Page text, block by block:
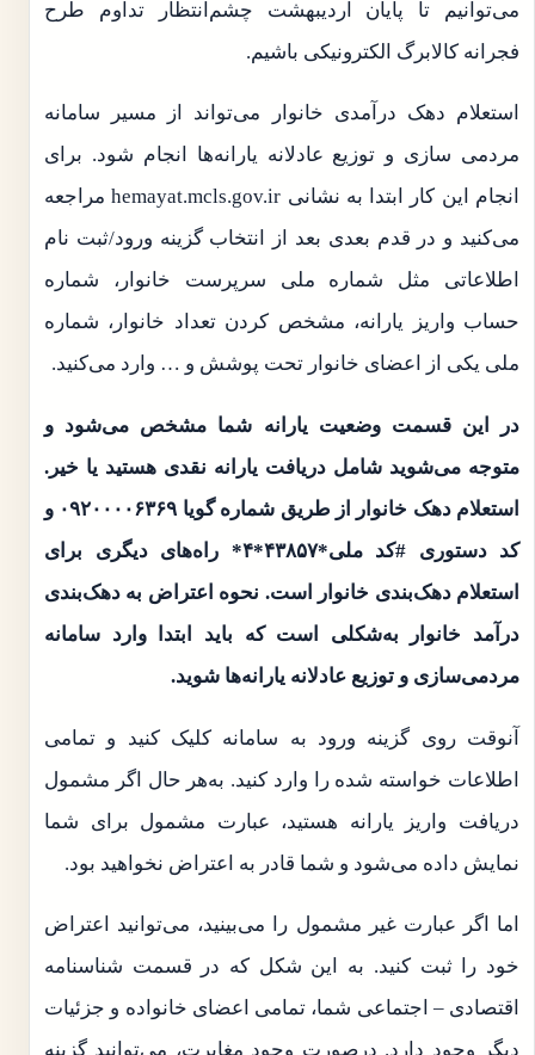
می‌توانیم تا پایان اردیبهشت چشم‌انتظار تداوم طرح
فجرانه کالابرگ الکترونیکی باشیم.
استعلام دهک درآمدی خانوار می‌تواند از مسیر سامانه
مردمی سازی و توزیع عادلانه یارانه‌ها انجام شود. برای
انجام این کار ابتدا به نشانی hemayat.mcls.gov.ir مراجعه
می‌کنید و در قدم بعدی بعد از انتخاب گزینه ورود/ثبت نام
اطلاعاتی مثل شماره ملی سرپرست خانوار، شماره
حساب واریز یارانه، مشخص کردن تعداد خانوار، شماره
ملی یکی از اعضای خانوار تحت پوشش و … وارد می‌کنید.
در این قسمت وضعیت یارانه شما مشخص می‌شود و
متوجه می‌شوید شامل دریافت یارانه نقدی هستید یا خیر.
استعلام دهک خانوار از طریق شماره گویا ۰۹۲۰۰۰۰۶۳۶۹ و
کد دستوری #کد ملی*۴۳۸۵۷*۴* راه‌های دیگری برای
استعلام دهک‌بندی خانوار است. نحوه اعتراض به دهک‌بندی
درآمد خانوار به‌شکلی است که باید ابتدا وارد سامانه
مردمی‌سازی و توزیع عادلانه یارانه‌ها شوید.
آنوقت روی گزینه ورود به سامانه کلیک کنید و تمامی
اطلاعات خواسته شده را وارد کنید. به‌هر حال اگر مشمول
دریافت واریز یارانه هستید، عبارت مشمول برای شما
نمایش داده می‌شود و شما قادر به اعتراض نخواهید بود.
اما اگر عبارت غیر مشمول را می‌بینید، می‌توانید اعتراض
خود را ثبت کنید. به این شکل که در قسمت شناسنامه
اقتصادی – اجتماعی شما، تمامی اعضای خانواده و جزئیات
دیگر وجود دارد. درصورت وجود مغایرت، می‌توانید گزینه